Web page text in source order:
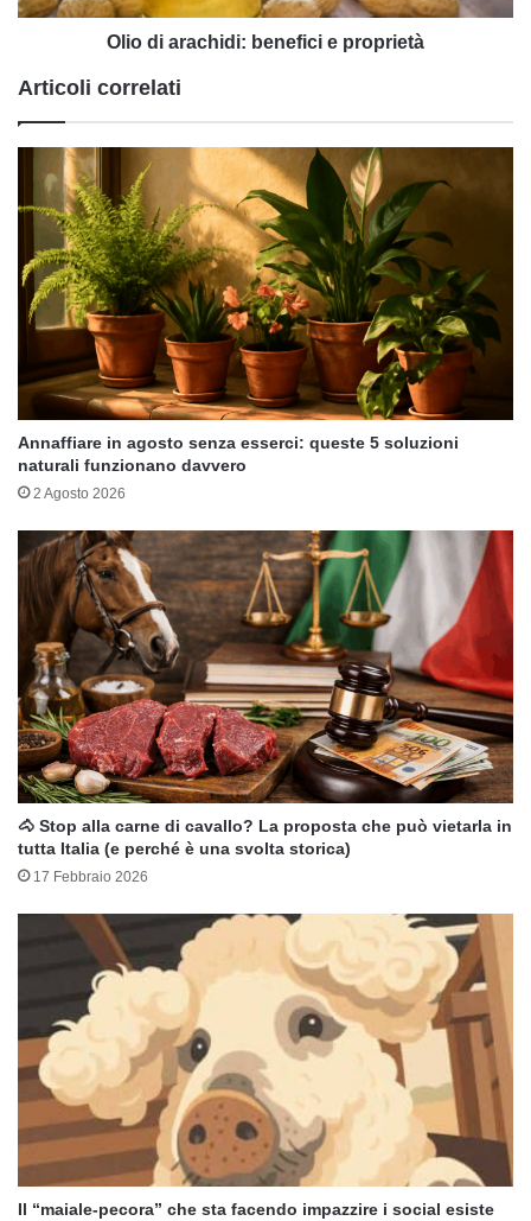
Olio di arachidi: benefici e proprietà
Articoli correlati
Annaffiare in agosto senza esserci: queste 5 soluzioni
naturali funzionano davvero
2 Agosto 2026
🐴 Stop alla carne di cavallo? La proposta che può vietarla in
tutta Italia (e perché è una svolta storica)
17 Febbraio 2026
Il “maiale-pecora” che sta facendo impazzire i social esiste